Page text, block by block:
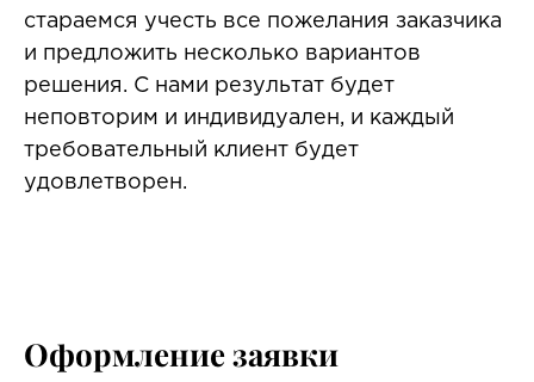
стараемся учесть все пожелания заказчика
и предложить несколько вариантов
решения. С нами результат будет
неповторим и индивидуален, и каждый
требовательный клиент будет
удовлетворен.
Оформление заявки